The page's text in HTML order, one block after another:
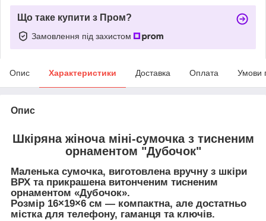
Що таке купити з Пром?
Замовлення під захистом
Опис Характеристики Доставка Оплата Умови
Опис
Шкіряна жіноча міні-сумочка з тисненим
орнаментом "Дубочок"
Маленька сумочка, виготовлена вручну з шкіри
ВРХ та прикрашена витонченим тисненим
орнаментом «Дубочок».
Розмір 16×19×6 см — компактна, але достатньо
містка для телефону, гаманця та ключів.